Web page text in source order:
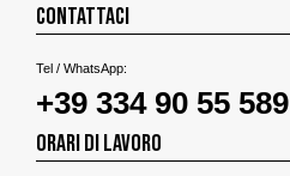
CONTATTACI
Tel / WhatsApp:
+39 334 90 55 589
ORARI DI LAVORO